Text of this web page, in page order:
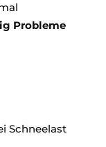
Probleme
Schneelast